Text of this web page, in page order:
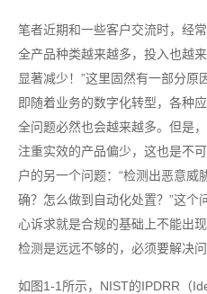
笔者近期和一些客户交流时，经
全产品种类越来越多，投入也越
显著减少！”这里固然有一部分原
即随着业务的数字化转型，各种
全问题必然也会越来越多。但是
注重实效的产品偏少，这也是不
户的另一个问题：“检测出恶意威
确？怎么做到自动化处置？”这个
心诉求就是合规的基础上不能出
检测是远远不够的，必须要解决问
如图1-1所示，NIST的IPDRR（